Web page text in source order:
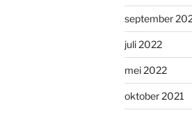
september
juli 2022
mei 2022
oktober 2021